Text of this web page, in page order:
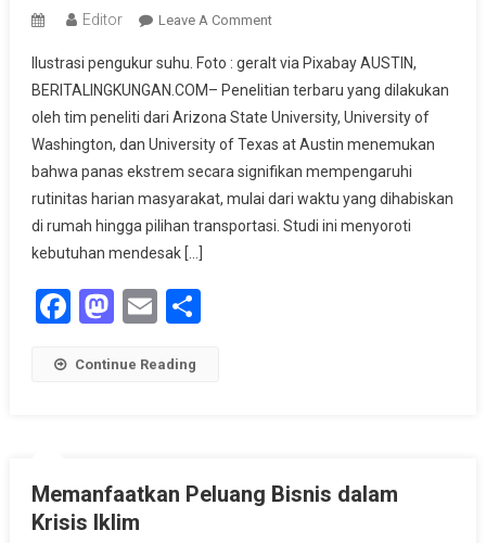
Editor Leave A CommentOn
Ekstrem
Ganggu
Aktivitas
Harian
Dan
Ancam
Kelompok
Ilustrasi pengukur suhu. Foto : geralt via Pixabay AUSTIN,
BERITALINGKUNGAN.COM– Penelitian terbaru yang dilakukan
oleh tim peneliti dari Arizona State University, University of
Washington, dan University of Texas at Austin menemukan
bahwa panas ekstrem secara signifikan mempengaruhi
rutinitas harian masyarakat, mulai dari waktu yang dihabiskan
di rumah hingga pilihan transportasi. Studi ini menyoroti
kebutuhan mendesak […]
Facebook
Mastodon
EmailShare
Continue Reading
Memanfaatkan Peluang Bisnis dalam
Krisis Iklim